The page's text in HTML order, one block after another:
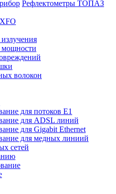
Рефлектометры ТОПАЗ
мощности
волокон
для потоков Е1
для ADSL линий
для Gigabit Ethernet
для медных линиий
сетей